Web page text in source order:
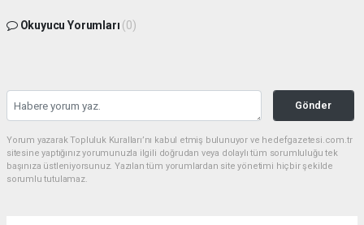
Okuyucu Yorumları (0)
Gönder
Yorum yazarak Topluluk Kuralları’nı kabul etmiş bulunuyor ve hedefgazetesi.com.tr
sitesine yaptığınız yorumunuzla ilgili doğrudan veya dolaylı tüm sorumluluğu tek
başınıza üstleniyorsunuz. Yazılan tüm yorumlardan site yönetimi hiçbir şekilde
sorumlu tutulamaz.